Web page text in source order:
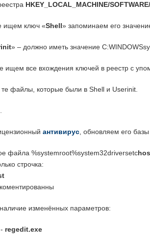
HKEY_LOCAL_MACHINE/
ищем ключ «Shell» запоминаем его
» – должно иметь значение
ищем все вхождения ключей в реестр с
файлы, которые были в Shell и Userinit.
антивирус , обновляем его
файла %systemroot%system32driversetc
строчка:
изменённых параметров:
regedit.exe